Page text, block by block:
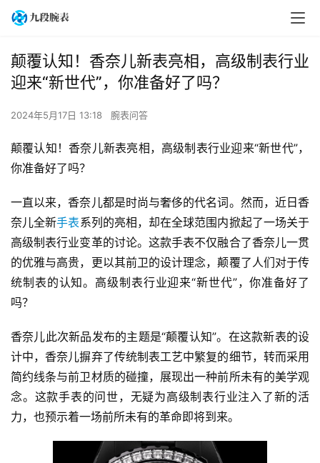
颠覆认知！香奈儿新表亮相，高级制表行业
迎来“新世代”，你准备好了吗？
2024年5月17日 13:18 腕表问答
颠覆认知！香奈儿新表亮相，高级制表行业迎来“新世代”，
你准备好了吗？
一直以来，香奈儿都是时尚与奢侈的代名词。然而，近日香
奈儿全新手表系列的亮相，却在全球范围内掀起了一场关于
高级制表行业变革的讨论。这款手表不仅融合了香奈儿一贯
的优雅与高贵，更以其前卫的设计理念，颠覆了人们对于传
统制表的认知。高级制表行业迎来“新世代”，你准备好了
吗？
香奈儿此次新品发布的主题是“颠覆认知”。在这款新表的设
计中，香奈儿摒弃了传统制表工艺中繁复的细节，转而采用
简约线条与前卫材质的碰撞，展现出一种前所未有的美学观
念。这款手表的问世，无疑为高级制表行业注入了新的活
力，也预示着一场前所未有的革命即将到来。